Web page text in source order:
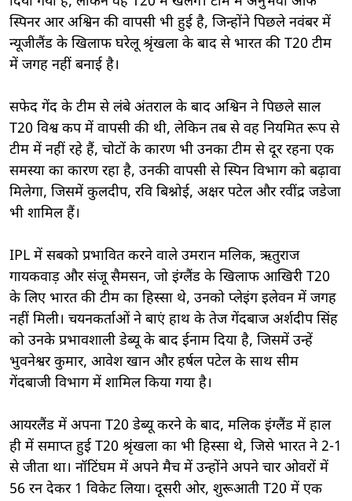
स्पिनर आर अश्विन की वापसी भी हुई है, जिन्होंने पिछले नवंबर में
न्यूजीलैंड के खिलाफ घरेलू श्रृंखला के बाद से भारत की T20 टीम
में जगह नहीं बनाई है।
सफेद गेंद के टीम से लंबे अंतराल के बाद अश्विन ने पिछले साल
T20 विश्व कप में वापसी की थी, लेकिन तब से वह नियमित रूप से
टीम में नहीं रहे हैं, चोटों के कारण भी उनका टीम से दूर रहना एक
समस्या का कारण रहा है, उनकी वापसी से स्पिन विभाग को बढ़ावा
मिलेगा, जिसमें कुलदीप, रवि बिश्नोई, अक्षर पटेल और रवींद्र जडेजा
भी शामिल हैं।
IPL में सबको प्रभावित करने वाले उमरान मलिक, ऋतुराज
गायकवाड़ और संजू सैमसन, जो इंग्लैंड के खिलाफ आखिरी T20
के लिए भारत की टीम का हिस्सा थे, उनको प्लेइंग इलेवन में जगह
नहीं मिली। चयनकर्ताओं ने बाएं हाथ के तेज गेंदबाज अर्शदीप सिंह
को उनके प्रभावशाली डेब्यू के बाद ईनाम दिया है, जिसमें उन्हें
भुवनेश्वर कुमार, आवेश खान और हर्षल पटेल के साथ सीम
गेंदबाजी विभाग में शामिल किया गया है।
आयरलैंड में अपना T20 डेब्यू करने के बाद, मलिक इंग्लैंड में हाल
ही में समाप्त हुई T20 श्रृंखला का भी हिस्सा थे, जिसे भारत ने 2-1
से जीता था। नॉटिंघम में अपने मैच में उन्होंने अपने चार ओवरों में
56 रन देकर 1 विकेट लिया। दूसरी ओर, शुरूआती T20 में एक